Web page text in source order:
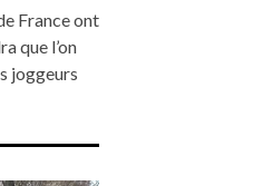
France ont
que l’on
joggeurs